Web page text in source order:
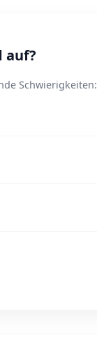
auf?
Schwierigkeiten: